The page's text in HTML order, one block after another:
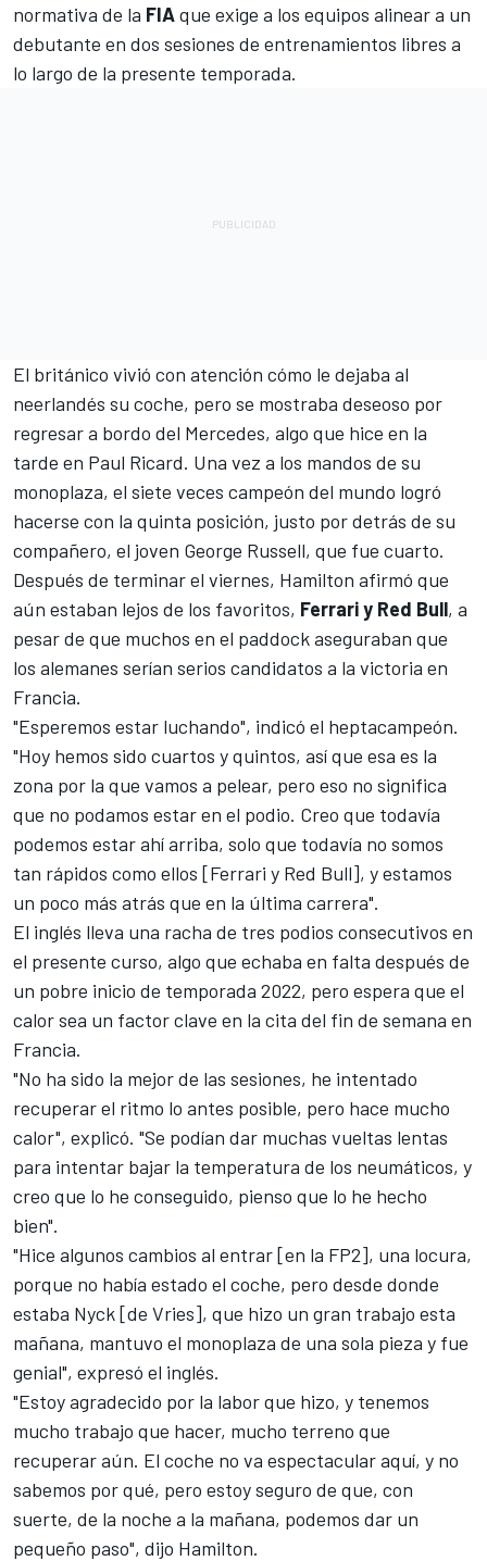
normativa de la FIAque exige a los equipos alinear a un
debutante en dos sesiones de entrenamientos libres a
lo largo de la presente temporada.
El británico vivió con atención cómo le dejaba al
neerlandés su coche, pero se mostraba deseoso por
regresar a bordo del Mercedes, algo que hice en la
tarde en Paul Ricard. Una vez a los mandos de su
monoplaza, el siete veces campeón del mundo logró
hacerse con la quinta posición, justo por detrás de su
compañero, el joven George Russell, que fue cuarto.
Después de terminar el viernes, Hamilton afirmó que
aún estaban lejos de los favoritos, Ferrari y Red Bull, a
pesar de que muchos en el paddock aseguraban que
los alemanes serían serios candidatos a la victoria en
Francia.
"Esperemos estar luchando", indicó el heptacampeón.
"Hoy hemos sido cuartos y quintos, así que esa es la
zona por la que vamos a pelear, pero eso no significa
que no podamos estar en el podio. Creo que todavía
podemos estar ahí arriba, solo que todavía no somos
tan rápidos como ellos [Ferrari y Red Bull], y estamos
un poco más atrás que en la última carrera".
El inglés lleva una racha de tres podios consecutivos en
el presente curso, algo que echaba en falta después de
un pobre inicio de temporada 2022, pero espera que el
calor sea un factor clave en la cita del fin de semana en
Francia.
"No ha sido la mejor de las sesiones, he intentado
recuperar el ritmo lo antes posible, pero hace mucho
calor", explicó. "Se podían dar muchas vueltas lentas
para intentar bajar la temperatura de los neumáticos, y
creo que lo he conseguido, pienso que lo he hecho
bien".
"Hice algunos cambios al entrar [en la FP2], una locura,
porque no había estado el coche, pero desde donde
estaba Nyck [de Vries], que hizo un gran trabajo esta
mañana, mantuvo el monoplaza de una sola pieza y fue
genial", expresó el inglés.
"Estoy agradecido por la labor que hizo, y tenemos
mucho trabajo que hacer, mucho terreno que
recuperar aún. El coche no va espectacular aquí, y no
sabemos por qué, pero estoy seguro de que, con
suerte, de la noche a la mañana, podemos dar un
pequeño paso", dijo Hamilton.